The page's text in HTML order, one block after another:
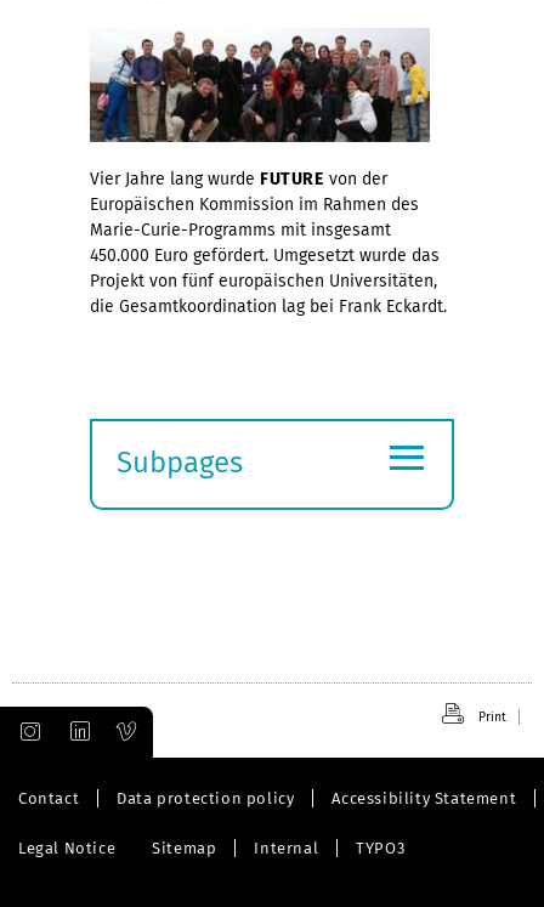
Vier Jahre lang wurde FUTURE von der
Europäischen Kommission im Rahmen des
Marie-Curie-Programms mit insgesamt
450.000 Euro gefördert. Umgesetzt wurde das
Projekt von fünf europäischen Universitäten,
die Gesamtkoordination lag bei Frank Eckardt.
Subpages
≡
Print
Contact Data protection policy Accessibility Statement
Legal Notice Sitemap Internal TYPO3